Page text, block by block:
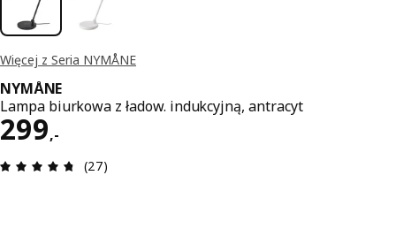
Więcej z Seria NYMÅNE
NYMÅNE
Lampa biurkowa z ładow. indukcyjną, antracyt
299,-
Cena 299,-
Opinia: 4.7 na 5 gwiazdki. Recenzje ogółem: 27
(27)